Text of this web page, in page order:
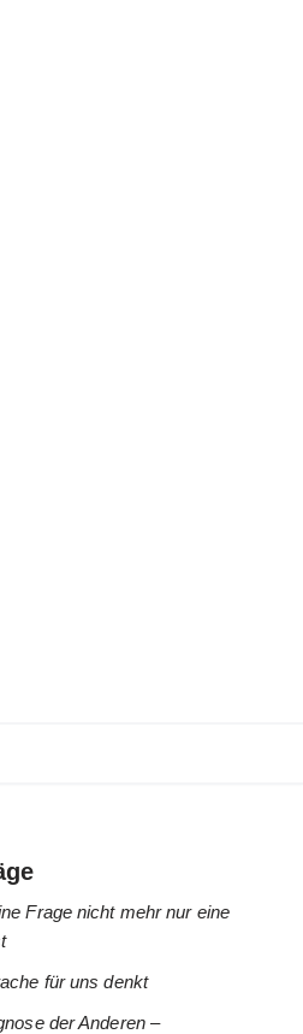
Frage nicht mehr nur eine
für uns denkt
der Anderen –